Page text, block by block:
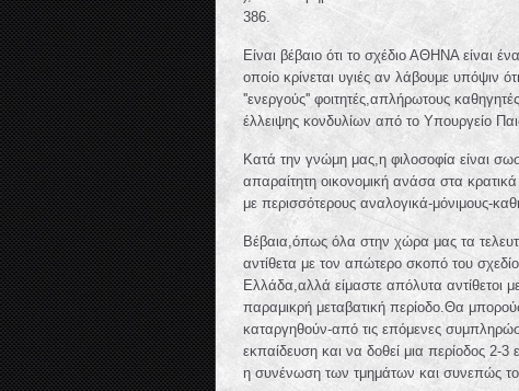
386.
Είναι βέβαιο ότι το σχέδιο ΑΘΗΝΑ είναι
οποίο κρίνεται υγιές αν λάβουμε υπόψιν
''ενεργούς'' φοιτητές,απλήρωτους
έλλειψης κονδυλίων από το Υπουργείο
Κατά την γνώμη μας,η φιλοσοφία είναι
απαραίτητη οικονομική ανάσα στα
με περισσότερους αναλογικά-μόνιμους-
Βέβαια,όπως όλα στην χώρα μας τα
αντίθετα με τον απώτερο σκοπό του
Ελλάδα,αλλά είμαστε απόλυτα αντίθετοι
παραμικρή μεταβατική περίοδο.Θα
καταργηθούν-από τις επόμενες
εκπαίδευση και να δοθεί μια περίοδος 2-3
η συνένωση των τμημάτων και συνεπώς